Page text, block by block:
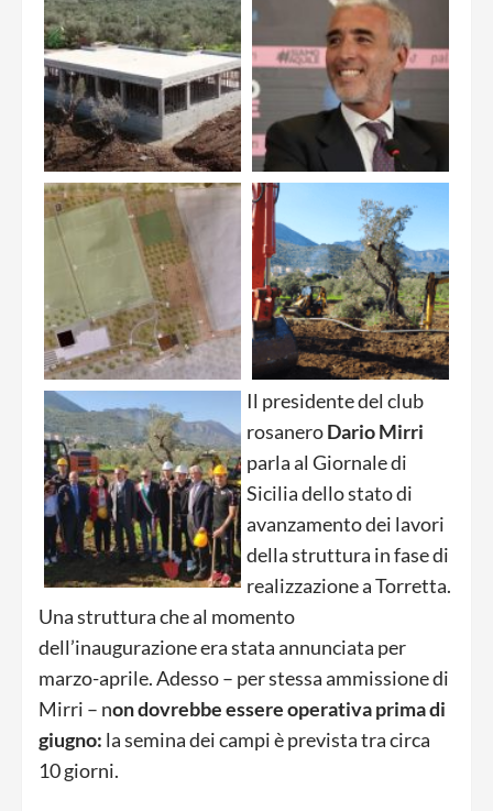
Il presidente del club
rosaneroDario Mirri
parla al Giornale di
Sicilia dello stato di
avanzamento dei lavori
della struttura in fase di
realizzazione a Torretta.
Una struttura che al momento
dell’inaugurazione era stata annunciata per
marzo-aprile. Adesso – per stessa ammissione di
Mirri – non dovrebbe essere operativa prima di
giugno: la semina dei campi è prevista tra circa
10 giorni.